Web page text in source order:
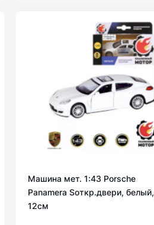
Машина мет. 1:43 Porsche
Panamera Sоткр.двери, белый,
12см